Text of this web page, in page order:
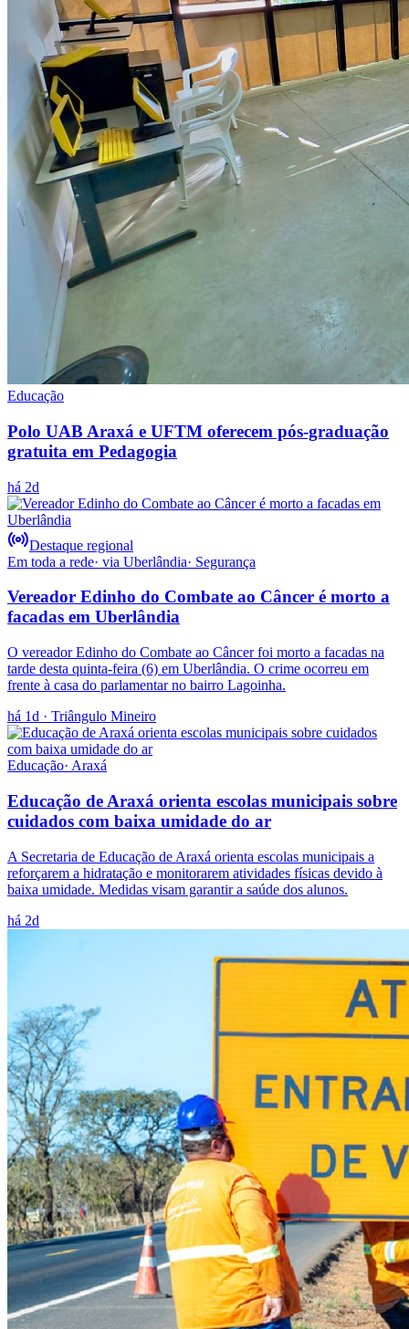
Educação
Polo UAB Araxá e UFTM oferecem pós-graduação
gratuita em Pedagogia
há 2d
Destaque regional
Em toda a rede· via Uberlândia· Segurança
Vereador Edinho do Combate ao Câncer é morto a
facadas em Uberlândia
O vereador Edinho do Combate ao Câncer foi morto a facadas na
tarde desta quinta-feira (6) em Uberlândia. O crime ocorreu em
frente à casa do parlamentar no bairro Lagoinha.
há 1d · Triângulo Mineiro
Educação· Araxá
Educação de Araxá orienta escolas municipais sobre
cuidados com baixa umidade do ar
A Secretaria de Educação de Araxá orienta escolas municipais a
reforçarem a hidratação e monitorarem atividades físicas devido à
baixa umidade. Medidas visam garantir a saúde dos alunos.
há 2d